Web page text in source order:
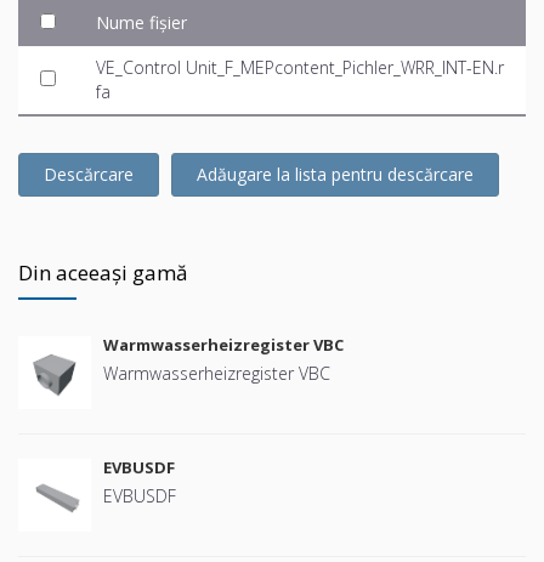
Nume fișier
VE_Control Unit_F_MEPcontent_Pichler_WRR_INT-EN.r
fa
Descărcare Adăugare la lista pentru descărcare
Din aceeași gamă
Warmwasserheizregister VBC
Warmwasserheizregister VBC
EVBUSDF
EVBUSDF